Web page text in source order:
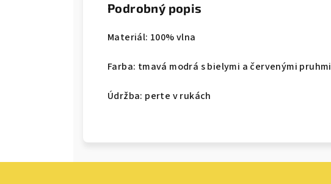
Podrobný popis
Materiál: 100% vlna
Farba: tmavá modrá s bielymi a červenými pruhmi
Údržba: perte v rukách